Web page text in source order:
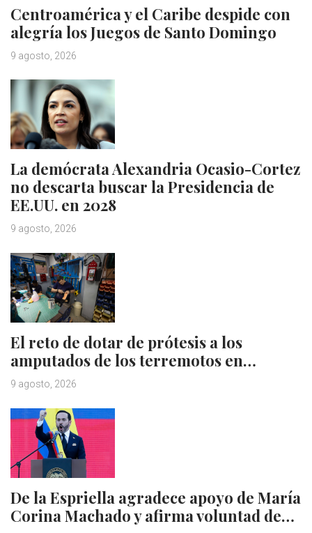
Centroamérica y el Caribe despide con
alegría los Juegos de Santo Domingo
9 agosto, 2026
La demócrata Alexandria Ocasio-Cortez
no descarta buscar la Presidencia de
EE.UU. en 2028
9 agosto, 2026
El reto de dotar de prótesis a los
amputados de los terremotos en…
9 agosto, 2026
De la Espriella agradece apoyo de María
Corina Machado y afirma voluntad de…